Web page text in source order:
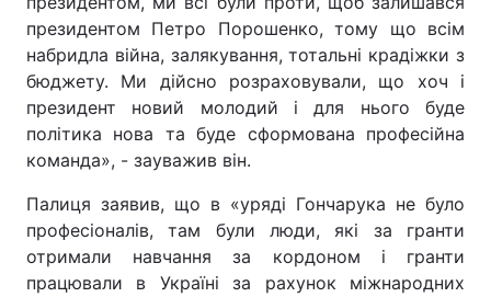
президентом Петро Порошенко, тому що всім
набридла війна, залякування, тотальні крадіжки з
бюджету. Ми дійсно розраховували, що хоч і
президент новий молодий і для нього буде
політика нова та буде сформована професійна
команда», - зауважив він.
Палиця заявив, що в «уряді Гончарука не було
професіоналів, там були люди, які за гранти
отримали навчання за кордоном і гранти
працювали в Україні за рахунок міжнародних